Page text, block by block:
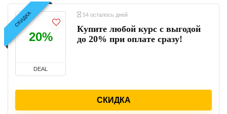
СКИДКА
20%
DEAL
54 осталось дней
Купите любой курс с выгодой
до 20% при оплате сразу!
СКИДКА